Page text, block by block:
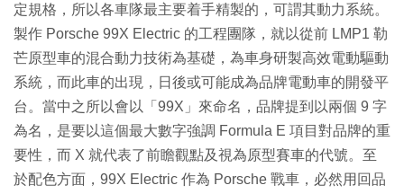
定規格，所以各車隊最主要着手精製的，可謂其動力系統。
製作 Porsche 99X Electric 的工程團隊，就以從前 LMP1 勒
芒原型車的混合動力技術為基礎，為車身研製高效電動驅動
系統，而此車的出現，日後或可能成為品牌電動車的開發平
台。當中之所以會以「99X」來命名，品牌提到以兩個 9 字
為名，是要以這個最大數字強調 Formula E 項目對品牌的重
要性，而 X 就代表了前瞻觀點及視為原型賽車的代號。至
於配色方面，99X Electric 作為 Porsche 戰車，必然用回品